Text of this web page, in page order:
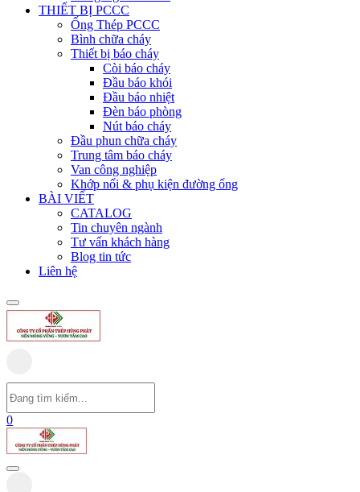
THIẾT BỊ PCCC
Ống Thép PCCC
Bình chữa cháy
Thiết bị báo cháy
Còi báo cháy
Đầu báo khói
Đầu báo nhiệt
Đèn báo phòng
Nút báo cháy
Đầu phun chữa cháy
Trung tâm báo cháy
Van công nghiệp
Khớp nối & phụ kiện đường ống
BÀI VIẾT
CATALOG
Tin chuyên ngành
Tư vấn khách hàng
Blog tin tức
Liên hệ
0